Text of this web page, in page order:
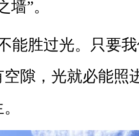
墙”。
能胜过光。只要
空隙，光就必能照